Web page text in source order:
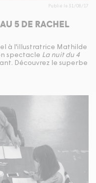
Publié le 31/08/17
5 DE RACHEL
à l'illustratrice Mathilde
spectacle La nuit du 4
Découvrez le superbe